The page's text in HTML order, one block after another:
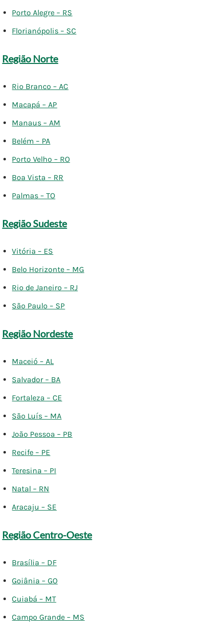
Porto Alegre – RS
Florianópolis – SC
Região Norte
Rio Branco – AC
Macapá – AP
Manaus – AM
Belém – PA
Porto Velho – RO
Boa Vista – RR
Palmas – TO
Região Sudeste
Vitória – ES
Belo Horizonte – MG
Rio de Janeiro – RJ
São Paulo – SP
Região Nordeste
Maceió – AL
Salvador – BA
Fortaleza – CE
São Luís – MA
João Pessoa – PB
Recife – PE
Teresina – PI
Natal – RN
Aracaju – SE
Região Centro-Oeste
Brasília – DF
Goiânia – GO
Cuiabá – MT
Campo Grande – MS